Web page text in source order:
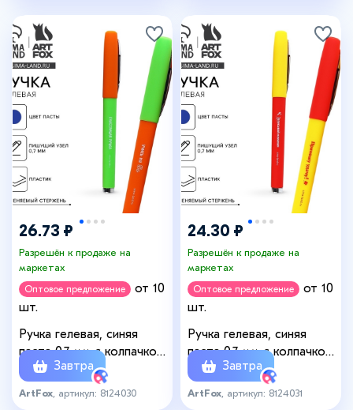
26.73 ₽
Разрешён к продаже на
маркетах
Оптовое предложение
от 10
шт.
Ручка гелевая, синяя
паста 0.7 мм с колпачком
«Ручки отличника»
Завтра
ArtFox , артикул: 8124030
24.30 ₽
Разрешён к продаже на
маркетах
Оптовое предложение
от 10
шт.
Ручка гелевая, синяя
паста 0.7 мм с колпачком
«На удачу!»
Завтра
ArtFox , артикул: 8124031